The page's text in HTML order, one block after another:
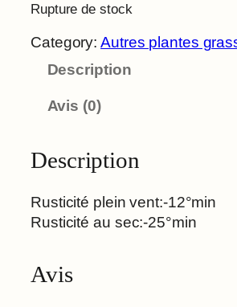
Rupture de stock
Category:Autres plantes
Description
Avis (0)
Description
Rusticité plein vent:-12°min
Rusticité au sec:-25°min
Avis